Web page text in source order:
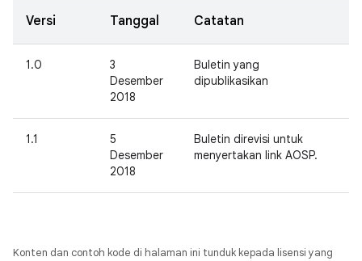
Versi Tanggal Catatan
1.0
3
Desember
2018
Buletin yang
dipublikasikan
1.1
5
Desember
2018
Buletin direvisi untuk
menyertakan link AOSP.
Konten dan contoh kode di halaman ini tunduk kepada lisensi yang